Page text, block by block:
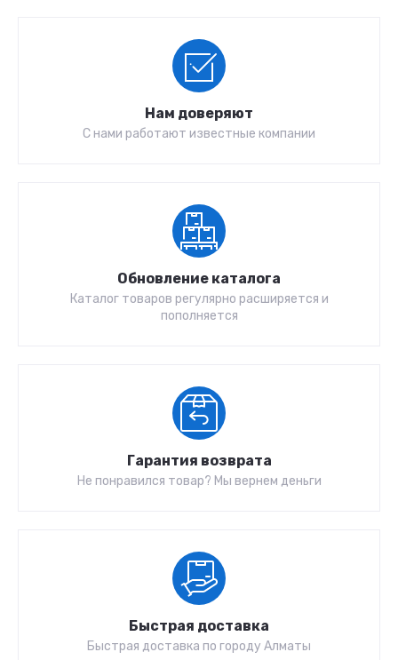
Нам доверяют
С нами работают известные компании
Обновление каталога
Каталог товаров регулярно расширяется и
пополняется
Гарантия возврата
Не понравился товар? Мы вернем деньги
Быстрая доставка
Быстрая доставка по городу Алматы